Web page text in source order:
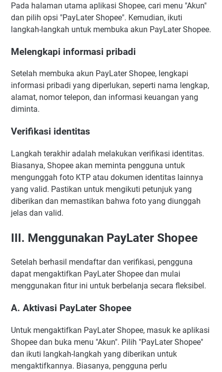
Pada halaman utama aplikasi Shopee, cari menu "Akun"
dan pilih opsi "PayLater Shopee". Kemudian, ikuti
langkah-langkah untuk membuka akun PayLater Shopee.
Melengkapi informasi pribadi
Setelah membuka akun PayLater Shopee, lengkapi
informasi pribadi yang diperlukan, seperti nama lengkap,
alamat, nomor telepon, dan informasi keuangan yang
diminta.
Verifikasi identitas
Langkah terakhir adalah melakukan verifikasi identitas.
Biasanya, Shopee akan meminta pengguna untuk
mengunggah foto KTP atau dokumen identitas lainnya
yang valid. Pastikan untuk mengikuti petunjuk yang
diberikan dan memastikan bahwa foto yang diunggah
jelas dan valid.
III. Menggunakan PayLater Shopee
Setelah berhasil mendaftar dan verifikasi, pengguna
dapat mengaktifkan PayLater Shopee dan mulai
menggunakan fitur ini untuk berbelanja secara fleksibel.
A. Aktivasi PayLater Shopee
Untuk mengaktifkan PayLater Shopee, masuk ke aplikasi
Shopee dan buka menu "Akun". Pilih "PayLater Shopee"
dan ikuti langkah-langkah yang diberikan untuk
mengaktifkannya. Biasanya, pengguna perlu